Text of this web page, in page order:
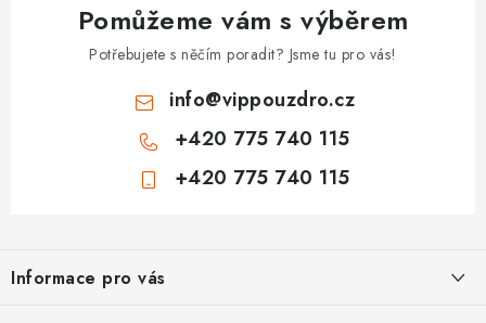
Pomůžeme vám s výběrem
Potřebujete s něčím poradit? Jsme tu pro vás!
info@vippouzdro.cz
+420 775 740 115
+420 775 740 115
pInformace pro vás